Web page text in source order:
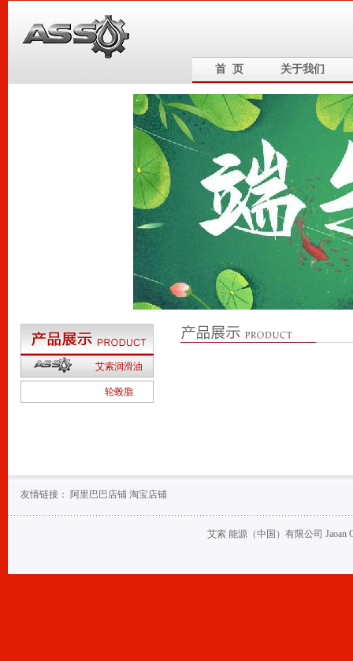
首 页 关于我们
5
3
1
艾索润滑油
轮毂脂
友情链接： 阿里巴巴店铺 淘宝店铺
艾索 能源（中国）有限公司 Jaoan